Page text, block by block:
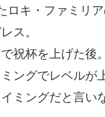
ロキ・ファミリア
ス。
祝杯を上げた後。
ングでレベルが
ミングだと言い